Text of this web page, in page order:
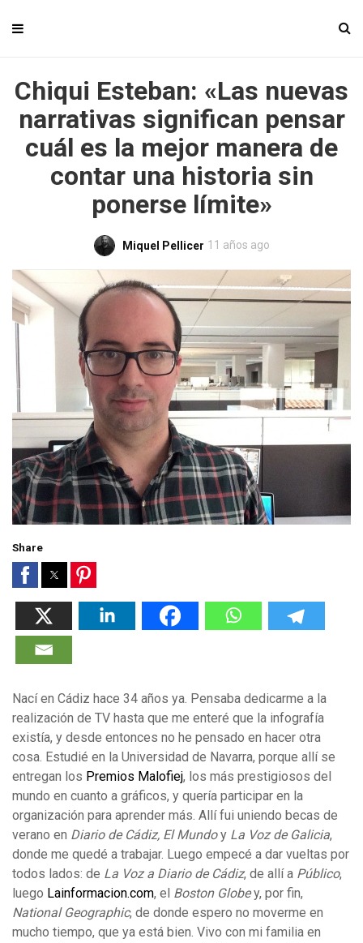
Chiqui Esteban: «Las nuevas
narrativas significan pensar
cuál es la mejor manera de
contar una historia sin
ponerse límite»
Miquel Pellicer 11 años ago
Share
Nací en Cádiz hace 34 años ya. Pensaba dedicarme a la
realización de TV hasta que me enteré que la infografía
existía, y desde entonces no he pensado en hacer otra
cosa. Estudié en la Universidad de Navarra, porque allí se
entregan los Premios Malofiej, los más prestigiosos del
mundo en cuanto a gráficos, y quería participar en la
organización para aprender más. Allí fui uniendo becas de
verano en Diario de Cádiz, El Mundoy La Voz de Galicia,
donde me quedé a trabajar. Luego empecé a dar vueltas por
todos lados: de La Voz a Diario de Cádiz, de allí a Público,
luego Lainformacion.com, el Boston Globey, por fin,
National Geographic, de donde espero no moverme en
mucho tiempo, que ya está bien. Vivo con mi familia en